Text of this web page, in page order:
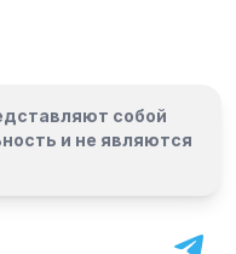
собой
и не являются